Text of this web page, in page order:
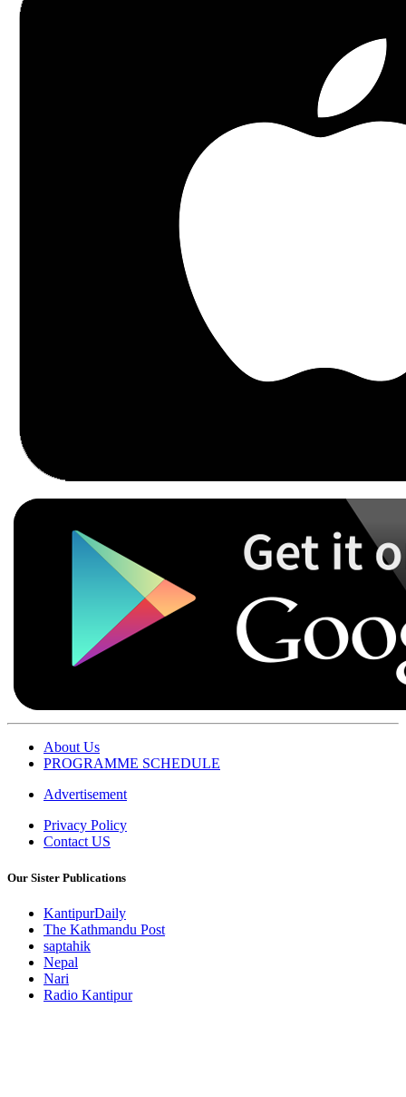
About Us
PROGRAMME SCHEDULE
Advertisement
Privacy Policy
Contact US
Our Sister Publications
KantipurDaily
The Kathmandu Post
saptahik
Nepal
Nari
Radio Kantipur